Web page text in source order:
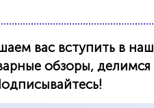
вас вступить в
обзоры,